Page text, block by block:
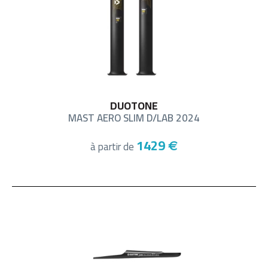
DUOTONE
MAST AERO SLIM D/LAB 2024
à partir de1429 €